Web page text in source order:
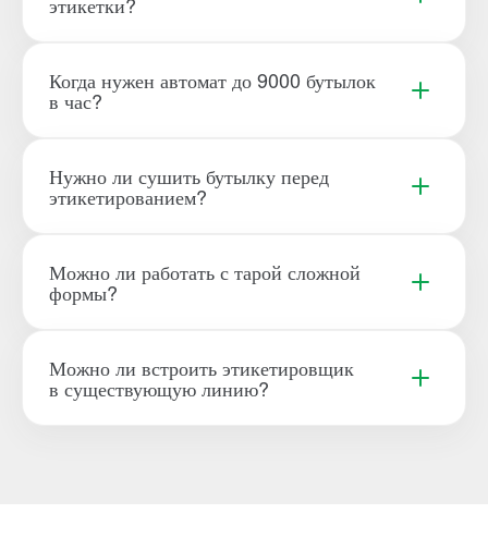
Когда нужен автомат до 9000 бутылок
в час?
Нужно ли сушить бутылку перед
этикетированием?
Можно ли работать с тарой сложной
формы?
Можно ли встроить этикетировщик
в существующую линию?